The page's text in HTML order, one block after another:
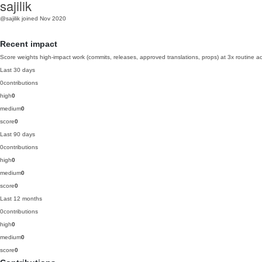
sajilik
@sajilik joined Nov 2020
Recent impact
Score weights high-impact work (commits, releases, approved translations, props) at 3x routine
Last 30 days
0contributions
high0
medium0
score0
Last 90 days
0contributions
high0
medium0
score0
Last 12 months
0contributions
high0
medium0
score0